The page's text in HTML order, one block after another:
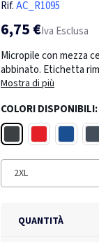
Rif.AC_R1095
6,75 €Iva Esclusa
Micropile con mezza
abbinato. Etichetta
Mostra di più
COLORI DISPONIBILI:
2XL
QUANTITÀ